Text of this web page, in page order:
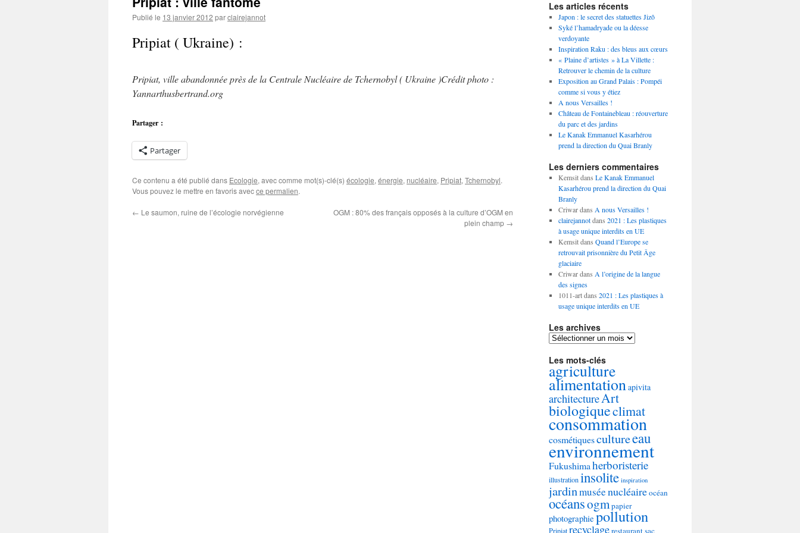
Publié le 13 janvier 2012 parclairejannot
Pripiat ( Ukraine) :
Pripiat, ville abandonnée près de la Centrale Nucléaire de Tchernobyl ( Ukraine )Crédit photo :
Yannarthusbertrand.org
Partager :
Partager
Ce contenu a été publié dans Ecologie, avec comme mot(s)-clé(s) écologie, énergie, nucléaire, Pripiat, Tchernobyl.
Vous pouvez le mettre en favoris avecce permalien.
← Le saumon, ruine de l’écologie norvégienne
OGM : 80% des français opposés à la culture d’OGM en
plein champ →
Les articles récents
Japon : le secret des statuettes Jizô
Syké l’hamadryade ou la déesse
verdoyante
Inspiration Raku : des bleus aux cœurs
« Plaine d’artistes » à La Villette :
Retrouver le chemin de la culture
Exposition au Grand Palais : Pompéi
comme si vous y étiez
A nous Versailles !
Château de Fontainebleau : réouverture
du parc et des jardins
Le Kanak Emmanuel Kasarhérou
prend la direction du Quai Branly
Les derniers commentaires
Kemsitdans Le Kanak Emmanuel
Kasarhérou prend la direction du Quai
Branly
Criwardans A nous Versailles !
clairejannotdans 2021 : Les plastiques
à usage unique interdits en UE
Kemsitdans Quand l’Europe se
retrouvait prisonnière du Petit Âge
glaciaire
Criwardans A l’origine de la langue
des signes
1011-artdans 2021 : Les plastiques à
usage unique interdits en UE
Les archives
Les
Les mots-clés
agriculture
alimentationapivita
architectureArt
biologiqueclimat
consommation
cosmétiquescultureeau
environnement
Fukushimaherboristerie
illustrationinsolite inspiration
jardinmuséenucléaireocéan
océansogmpapier
photographie pollution
Pripiatrecyclagerestaurantsac